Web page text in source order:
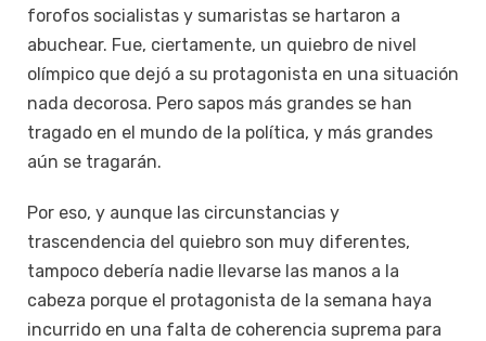
forofos socialistas y sumaristas se hartaron a
abuchear. Fue, ciertamente, un quiebro de nivel
olímpico que dejó a su protagonista en una situación
nada decorosa. Pero sapos más grandes se han
tragado en el mundo de la política, y más grandes
aún se tragarán.
Por eso, y aunque las circunstancias y
trascendencia del quiebro son muy diferentes,
tampoco debería nadie llevarse las manos a la
cabeza porque el protagonista de la semana haya
incurrido en una falta de coherencia suprema para